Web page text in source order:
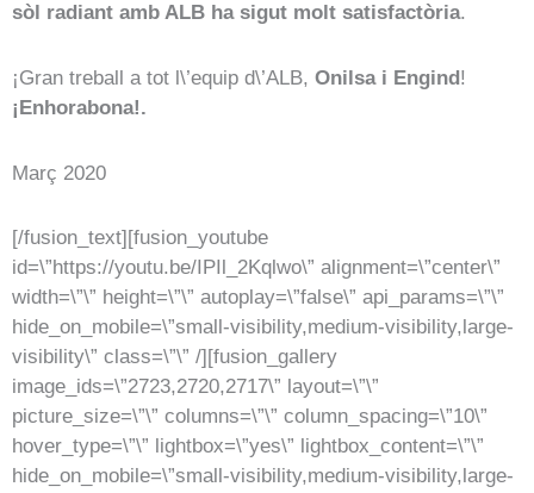
sòl radiant amb ALB ha sigut molt satisfactòria.
¡Gran treball a tot l\’equip d\’ALB, Onilsa i Engind!
¡Enhorabona!.
Març 2020
[/fusion_text][fusion_youtube
id=\”https://youtu.be/IPIl_2Kqlwo\” alignment=\”center\”
width=\”\” height=\”\” autoplay=\”false\” api_params=\”\”
hide_on_mobile=\”small-visibility,medium-visibility,large-
visibility\” class=\”\” /][fusion_gallery
image_ids=\”2723,2720,2717\” layout=\”\”
picture_size=\”\” columns=\”\” column_spacing=\”10\”
hover_type=\”\” lightbox=\”yes\” lightbox_content=\”\”
hide_on_mobile=\”small-visibility,medium-visibility,large-